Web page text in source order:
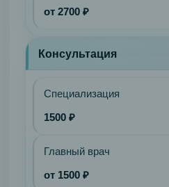
от 2700 ₽
Консультация
Специализация
1500 ₽
Главный врач
от 1500 ₽